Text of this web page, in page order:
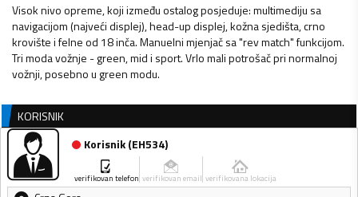
Visok nivo opreme, koji između ostalog posjeduje: multimediju sa
navigacijom (najveći displej), head-up displej, kožna sjedišta, crno
krovište i felne od 18 inča. Manuelni mjenjač sa "rev match" funkcijom.
Tri moda vožnje - green, mid i sport. Vrlo mali potrošač pri normalnoj
vožnji, posebno u green modu.
KORISNIK
Korisnik(EH534)
verifikovan telefon verifikovan email verifikovana lokacija